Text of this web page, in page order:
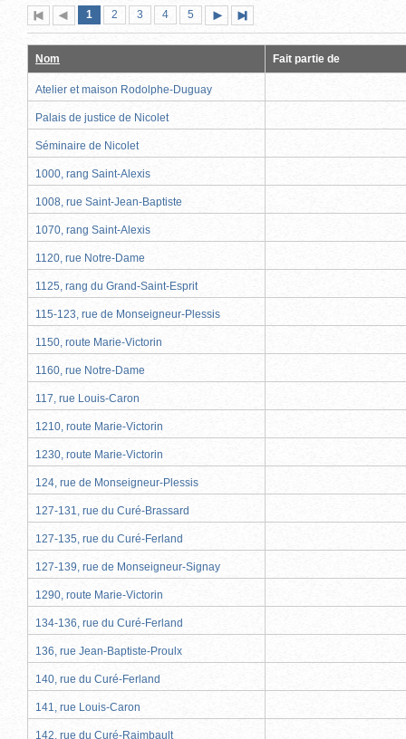
Première
page
Page
précédente
Page
1 (page
actuelle)
Page
2 Page
3 Page
4 Page
5
suivante
page
Nom Fait partie de
Atelier et maison Rodolphe-Duguay
Palais de justice de Nicolet
Séminaire de Nicolet
1000, rang Saint-Alexis
1008, rue Saint-Jean-Baptiste
1070, rang Saint-Alexis
1120, rue Notre-Dame
1125, rang du Grand-Saint-Esprit
115-123, rue de Monseigneur-Plessis
1150, route Marie-Victorin
1160, rue Notre-Dame
117, rue Louis-Caron
1210, route Marie-Victorin
1230, route Marie-Victorin
124, rue de Monseigneur-Plessis
127-131, rue du Curé-Brassard
127-135, rue du Curé-Ferland
127-139, rue de Monseigneur-Signay
1290, route Marie-Victorin
134-136, rue du Curé-Ferland
136, rue Jean-Baptiste-Proulx
140, rue du Curé-Ferland
141, rue Louis-Caron
142, rue du Curé-Raimbault